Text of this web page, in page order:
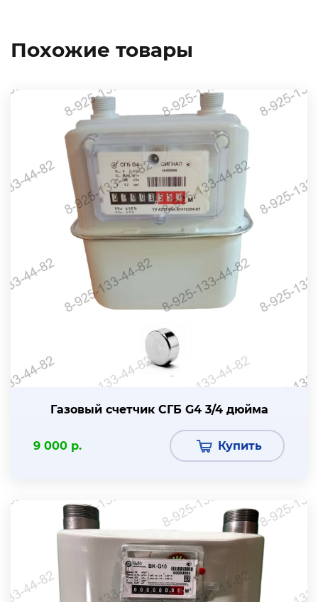
Похожие товары
Газовый счетчик СГБ G4 3/4 дюйма
9 000 р. Купить